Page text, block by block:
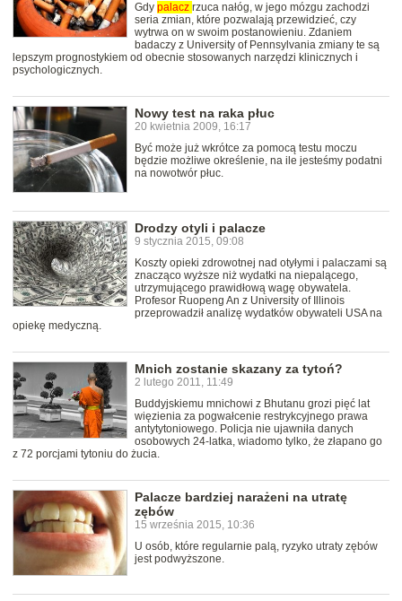
Gdy palacz rzuca nałóg, w jego mózgu zachodzi
seria zmian, które pozwalają przewidzieć, czy
wytrwa on w swoim postanowieniu. Zdaniem
badaczy z University of Pennsylvania zmiany te są
lepszym prognostykiem od obecnie stosowanych narzędzi klinicznych i
psychologicznych.
Nowy test na raka płuc
20 kwietnia 2009, 16:17
Być może już wkrótce za pomocą testu moczu
będzie możliwe określenie, na ile jesteśmy podatni
na nowotwór płuc.
Drodzy otyli i palacze
9 stycznia 2015, 09:08
Koszty opieki zdrowotnej nad otyłymi i palaczami są
znacząco wyższe niż wydatki na niepalącego,
utrzymującego prawidłową wagę obywatela.
Profesor Ruopeng An z University of Illinois
przeprowadził analizę wydatków obywateli USA na
opiekę medyczną.
Mnich zostanie skazany za tytoń?
2 lutego 2011, 11:49
Buddyjskiemu mnichowi z Bhutanu grozi pięć lat
więzienia za pogwałcenie restrykcyjnego prawa
antytytoniowego. Policja nie ujawniła danych
osobowych 24-latka, wiadomo tylko, że złapano go
z 72 porcjami tytoniu do żucia.
Palacze bardziej narażeni na utratę
zębów
15 września 2015, 10:36
U osób, które regularnie palą, ryzyko utraty zębów
jest podwyższone.